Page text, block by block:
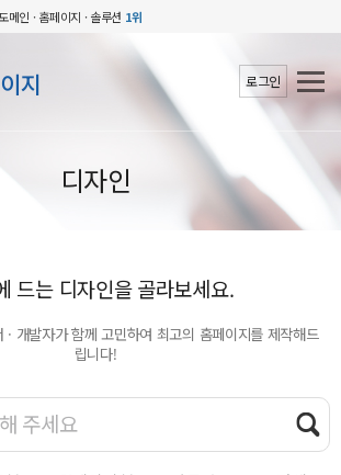
도메인 · 홈페이지 · 솔루션 1위
지 로그인
디자인
드는 디자인을 골라보세요.
· 개발자가 함께 고민하여 최고의 홈페이지를 제작해드
립니다!